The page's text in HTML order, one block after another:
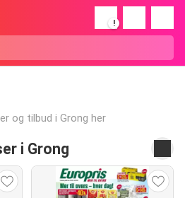
!
og tilbud i Grong her
i Grong